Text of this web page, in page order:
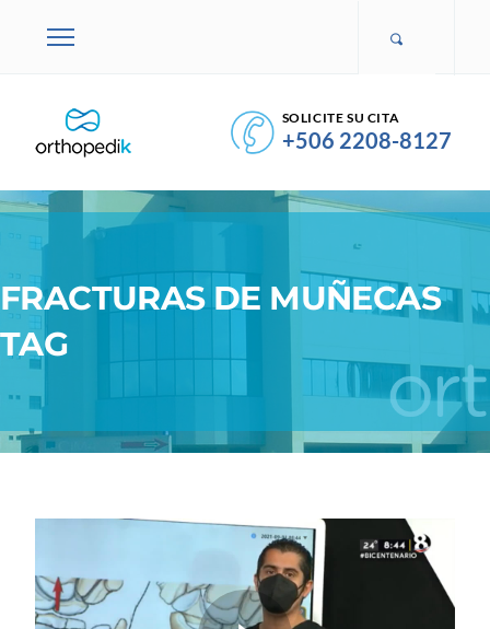
SOLICITE SU CITA
+506 2208-8127
FRACTURAS DE MUÑECAS
TAG